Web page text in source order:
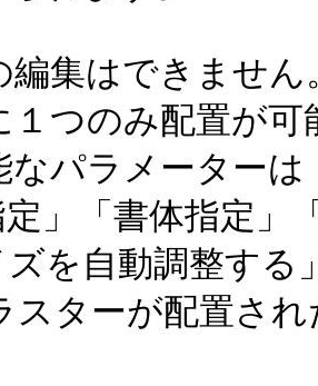
集はできません
つのみ配置が可
パラメーターは
定」「書体指定
ズを自動調整す
ターが配置され